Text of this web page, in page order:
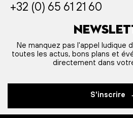
+32 (0) 65 61 21 60
Ne manquez pas l'appel ludique
toutes les actus, bons plans et
directement dans
S'inscrire